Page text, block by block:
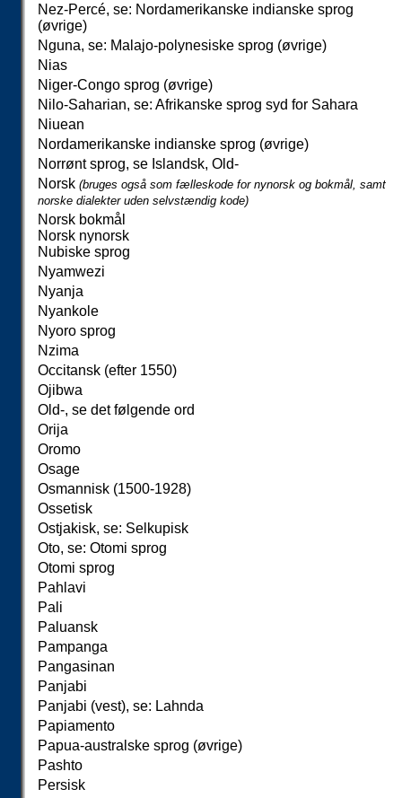
Nez-Percé, se: Nordamerikanske indianske sprog
(øvrige)
Nguna, se: Malajo-polynesiske sprog (øvrige)
Nias
Niger-Congo sprog (øvrige)
Nilo-Saharian, se: Afrikanske sprog syd for Sahara
Niuean
Nordamerikanske indianske sprog (øvrige)
Norrønt sprog, se Islandsk, Old-
Norsk (bruges også som fælleskode for nynorsk og bokmål, samt
norske dialekter uden selvstændig kode)
Norsk bokmål
Norsk nynorsk
Nubiske sprog
Nyamwezi
Nyanja
Nyankole
Nyoro sprog
Nzima
Occitansk (efter 1550)
Ojibwa
Old-, se det følgende ord
Orija
Oromo
Osage
Osmannisk (1500-1928)
Ossetisk
Ostjakisk, se: Selkupisk
Oto, se: Otomi sprog
Otomi sprog
Pahlavi
Pali
Paluansk
Pampanga
Pangasinan
Panjabi
Panjabi (vest), se: Lahnda
Papiamento
Papua-australske sprog (øvrige)
Pashto
Persisk